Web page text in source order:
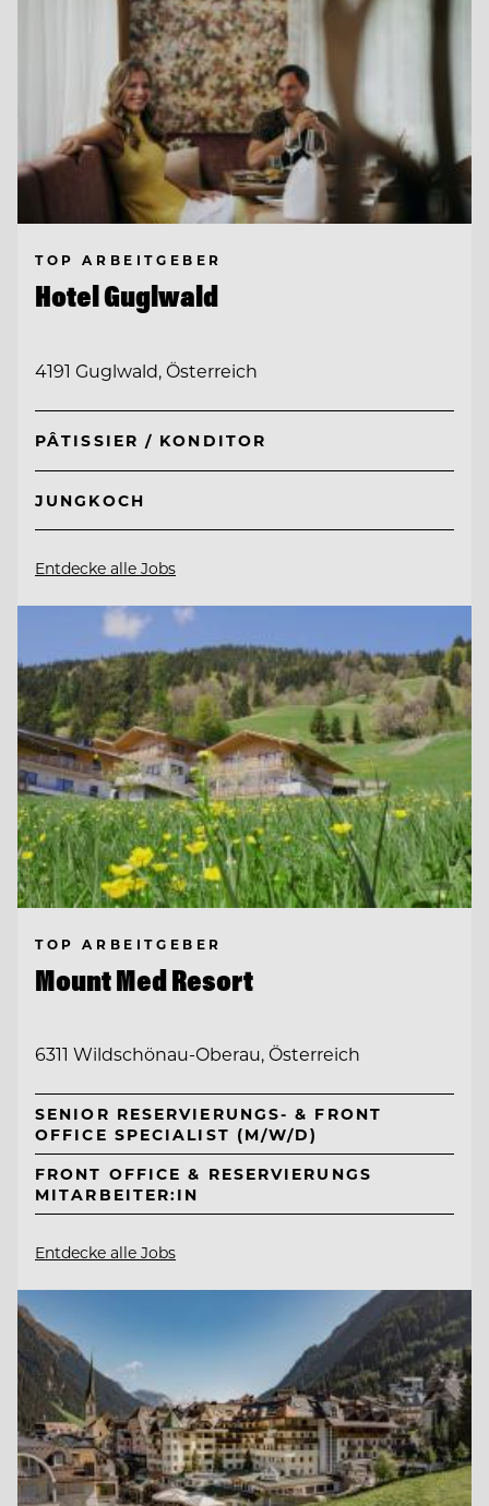
TOP ARBEITGEBER
Hotel Guglwald
4191 Guglwald, Österreich
PÂTISSIER / KONDITOR
JUNGKOCH
Entdecke alle Jobs
TOP ARBEITGEBER
Mount Med Resort
6311 Wildschönau-Oberau, Österreich
SENIOR RESERVIERUNGS- & FRONT
OFFICE SPECIALIST (M/W/D)
FRONT OFFICE & RESERVIERUNGS
MITARBEITER:IN
Entdecke alle Jobs